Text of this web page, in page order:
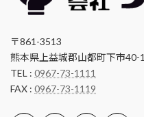
〒861-3513
熊本県上益城郡山都町下市40-1
TEL : 0967-73-1111
FAX : 0967-73-1119